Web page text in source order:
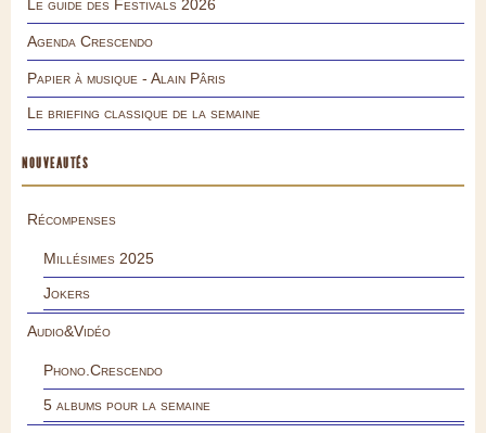
Le guide des Festivals 2026
Agenda Crescendo
Papier à musique - Alain Pâris
Le briefing classique de la semaine
NOUVEAUTÉS
Récompenses
Millésimes 2025
Jokers
Audio&Vidéo
Phono.Crescendo
5 albums pour la semaine